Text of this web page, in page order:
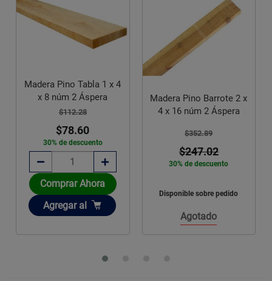
Madera Pino Tabla 1 x 4
x 8 núm 2 Áspera
$112.28
$78.60
30% de descuento
Comprar Ahora
Añadir
Agregar al
Madera Pino Barrote 2 x
4 x 16 núm 2 Áspera
$352.89
$247.02
30% de descuento
Disponible sobre pedido
Agotado